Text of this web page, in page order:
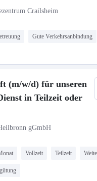
Crailsheim
Gute Verkehrsanbindung
(m/w/d) für unseren
in Teilzeit oder
gGmbH
Vollzeit Teilzeit